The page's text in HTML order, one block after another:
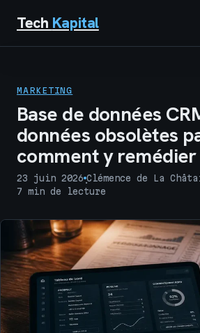
Tech Kapital
BUSINESS
MARKETING
MARKETING
Base de données
données obsolètes
comment y remédier
23 juin 2026
·
Clémence de La
7 min de lecture